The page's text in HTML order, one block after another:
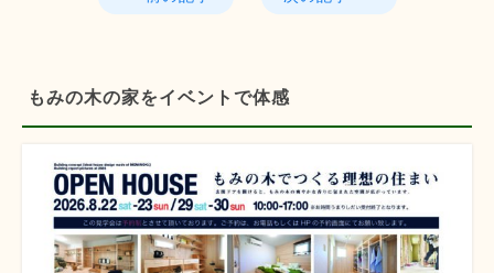
もみの木の家をイベントで体感